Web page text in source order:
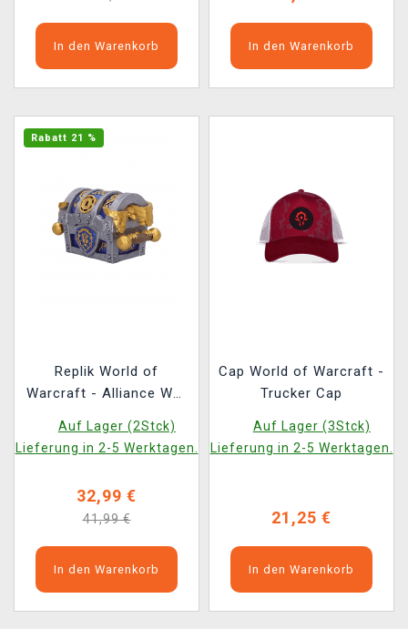
In den Warenkorb In den Warenkorb
Rabatt 21 %
Replik World of
Warcraft - Alliance War
Now)
Auf Lager (2Stck)
Lieferung in 2-5 Werktagen.
32,99 €
41,99 €
In den Warenkorb
Cap World of Warcraft -
Trucker Cap
Auf Lager (3Stck)
Lieferung in 2-5 Werktagen.
21,25 €
In den Warenkorb